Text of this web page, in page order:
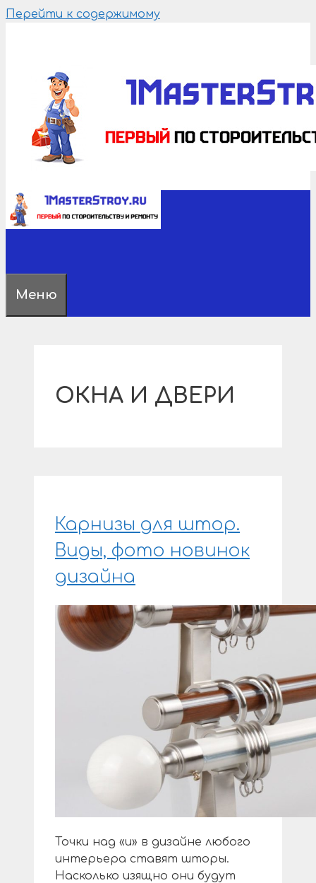
Перейти к содержимому
Меню
ОКНА И ДВЕРИ
Карнизы для штор.
Виды, фото новинок
дизайна
Точки над «и» в дизайне любого
интерьера ставят шторы.
Насколько изящно они будут